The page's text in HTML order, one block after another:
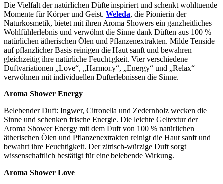
Die Vielfalt der natürlichen Düfte inspiriert und schenkt wohltuende
Momente für Körper und Geist. Weleda, die Pionierin der
Naturkosmetik, bietet mit ihren Aroma Showers ein ganzheitliches
Wohlfühlerlebnis und verwöhnt die Sinne dank Düften aus 100 %
natürlichen ätherischen Ölen und Pflanzenextrakten. Milde Tenside
auf pflanzlicher Basis reinigen die Haut sanft und bewahren
gleichzeitig ihre natürliche Feuchtigkeit. Vier verschiedene
Duftvariationen „Love“, „Harmony“, „Energy“ und „Relax“
verwöhnen mit individuellen Dufterlebnissen die Sinne.
Aroma Shower Energy
Belebender Duft: Ingwer, Citronella und Zedernholz wecken die
Sinne und schenken frische Energie. Die leichte Geltextur der
Aroma Shower Energy mit dem Duft von 100 % natürlichen
ätherischen Ölen und Pflanzenextrakten reinigt die Haut sanft und
bewahrt ihre Feuchtigkeit. Der zitrisch-würzige Duft sorgt
wissenschaftlich bestätigt für eine belebende Wirkung.
Aroma Shower Love